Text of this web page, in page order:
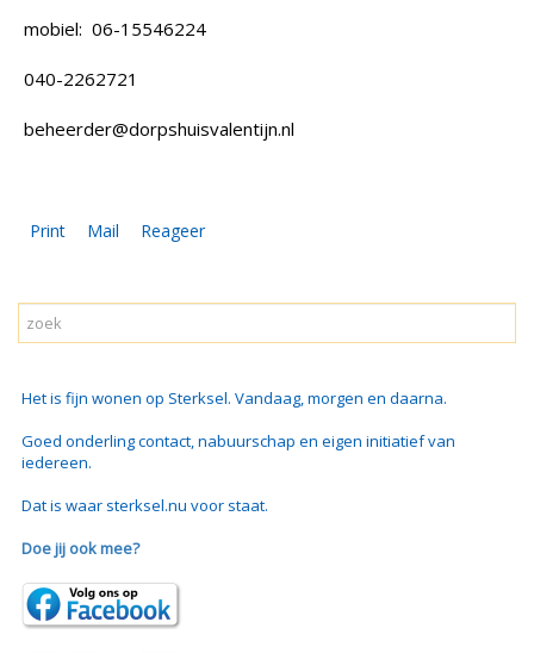
mobiel: 06-15546224
040-2262721
beheerder@dorpshuisvalentijn.nl
Print Mail Reageer
Het is fijn wonen op Sterksel. Vandaag, morgen en daarna.
Goed onderling contact, nabuurschap en eigen initiatief van
iedereen.
Dat is waar sterksel.nu voor staat.
Doe jij ook mee?